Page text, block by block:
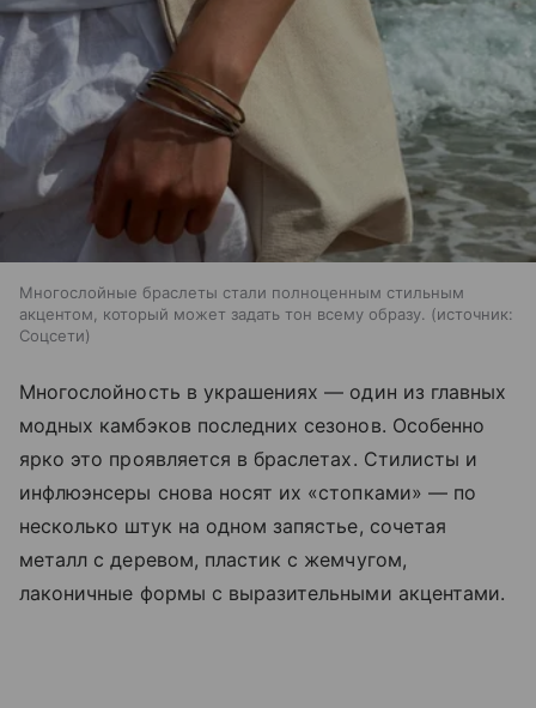
Многослойные браслеты стали полноценным стильным
акцентом, который может задать тон всему образу.
источник:
Соцсети
Многослойность в украшениях — один из главных
модных камбэков последних сезонов. Особенно
ярко это проявляется в браслетах. Стилисты и
инфлюэнсеры снова носят их «стопками» — по
несколько штук на одном запястье, сочетая
металл с деревом, пластик с жемчугом,
лаконичные формы с выразительными акцентами.